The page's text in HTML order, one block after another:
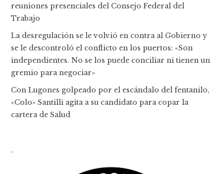
reuniones presenciales del Consejo Federal del
Trabajo
La desregulación se le volvió en contra al Gobierno y
se le descontroló el conflicto en los puertos: «Son
independientes. No se los puede conciliar ni tienen un
gremio para negociar»
Con Lugones golpeado por el escándalo del fentanilo,
«Colo» Santilli agita a su candidato para copar la
cartera de Salud
-